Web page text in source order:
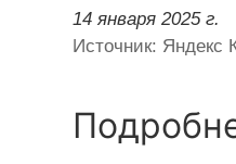
14 января 2025 г.
Источник: Яндекс